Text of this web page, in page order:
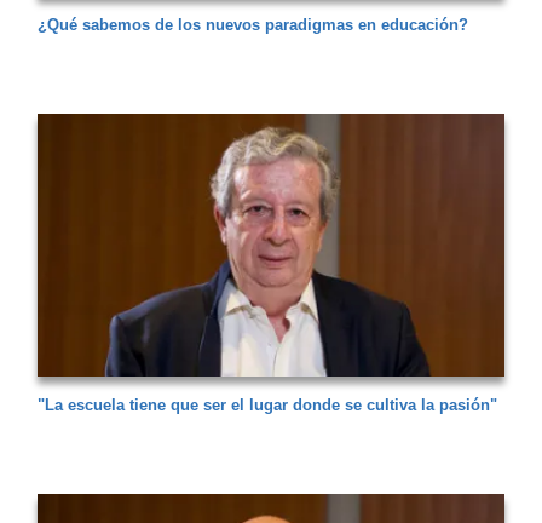
¿Qué sabemos de los nuevos paradigmas en educación?
"La escuela tiene que ser el lugar donde se cultiva la pasión"